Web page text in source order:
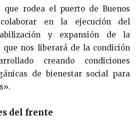
rodea el puerto de Buenos
en la ejecución del
y expansión de la
que nos liberará de la condición
creando condiciones
de bienestar social para
del frente